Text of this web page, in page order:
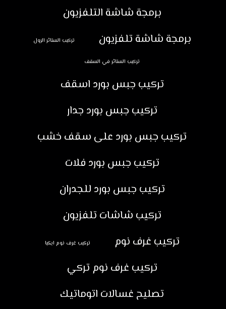
برمجة شاشة التلفزيون
برمجة شاشة تلفزيون
تركيب الستائر الرول
تركيب الستائر في السقف
تركيب جبس بورد اسقف
تركيب جبس بورد جدار
تركيب جبس بورد على سقف خشب
تركيب جبس بورد فلات
تركيب جبس بورد للجدران
تركيب شاشات تلفزيون
تركيب غرف نوم
تركيب غرف نوم ايكيا
تركيب غرف نوم تركي
تصليح غسالات اتوماتيك